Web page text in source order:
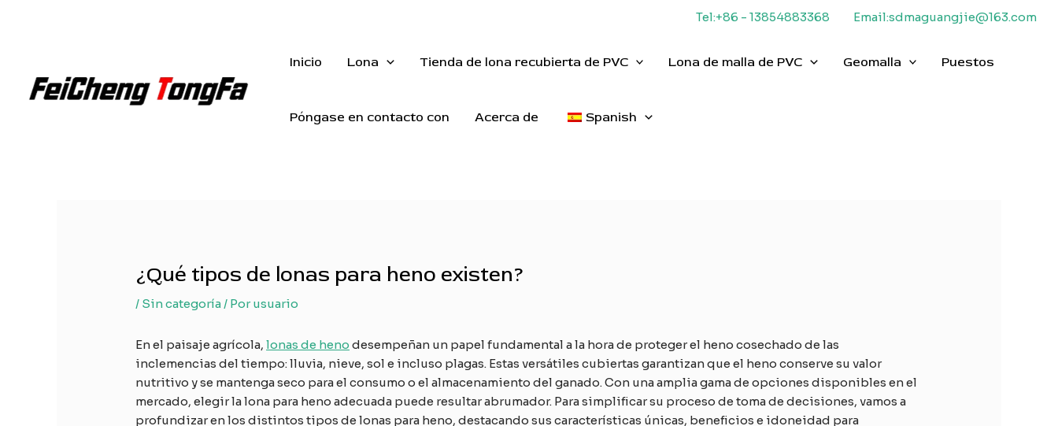
Tel:+86 - 13854883368 Email:sdmaguangjie@163.com
Inicio Lona Tienda de lona recubierta de PVC Lona de malla de PVC Geomalla Puestos
Póngase en contacto con Acerca de Spanish
¿Qué tipos de lonas para heno existen?
/ Sin categoría/ Porusuario
En el paisaje agrícola,lonas de heno desempeñan un papel fundamental a la hora de proteger el heno cosechado de las
inclemencias del tiempo: lluvia, nieve, sol e incluso plagas. Estas versátiles cubiertas garantizan que el heno conserve su valor
nutritivo y se mantenga seco para el consumo o el almacenamiento del ganado. Con una amplia gama de opciones disponibles en el
mercado, elegir la lona para heno adecuada puede resultar abrumador. Para simplificar su proceso de toma de decisiones, vamos a
profundizar en los distintos tipos de lonas para heno, destacando sus características únicas, beneficios e idoneidad para